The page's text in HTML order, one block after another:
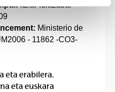
Itziar Idiazabal
Ministerio de
- 11862 -CO3-
eta erabilera.
eta euskara